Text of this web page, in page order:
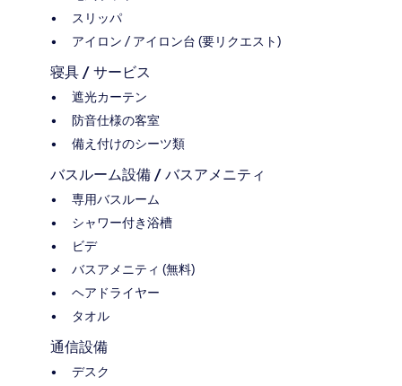
スリッパ
アイロン / アイロン台 (要リクエスト)
寝具 / サービス
遮光カーテン
防音仕様の客室
備え付けのシーツ類
バスルーム設備 / バスアメニティ
専用バスルーム
シャワー付き浴槽
ビデ
バスアメニティ (無料)
ヘアドライヤー
タオル
通信設備
デスク